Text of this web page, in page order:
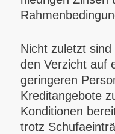
Nicht zuletzt
den Verzicht auf
geringeren
Kreditangebote
Konditionen
trotz